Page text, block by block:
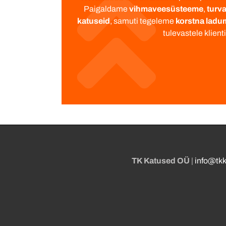
Paigaldamevihmaveesüsteeme,
katuseid, samuti tegeleme korstna
tulevastele
TK Katused OÜ |